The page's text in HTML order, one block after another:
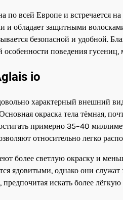
по всей Европе и встречается
и обладает защитными
безопасной и удобной.
поведения
io
характерный внешний
окраска тела тёмная,
примерно 35–40
относительно легко
более светлую окраску и
ядовитыми, однако они
искать более